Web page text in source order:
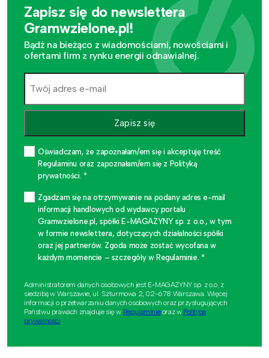
Zapisz się do newslettera
Gramwzielone.pl!
Bądź na bieżąco z wiadomościami, nowościami i
ofertami firm z rynku energii odnawialnej.
Zapisz się
Oświadczam, że zapoznałam/em się i akceptuję treść
Regulaminu oraz zapoznałam/em się z Polityką
prywatności. *
Zgadzam się na otrzymywanie na podany adres e-mail
informacji handlowych od wydawcy portalu
Gramwzielone.pl, spółki E-MAGAZYNY sp. z o.o., w tym
w formie newslettera, dotyczących działalności spółki
oraz jej partnerów. Zgoda może zostać wycofana w
każdym momencie – szczegóły w Regulaminie. *
Administratorem danych osobowych jest E-MAGAZYNY sp. z o.o. z
siedzibą w Warszawie, ul. Szturmowa 2, 02-678 Warszawa. Więcej
informacji o przetwarzaniu danych osobowych oraz przysługujących
Państwu prawach znajduje się w Regulaminieoraz w Polityce
prywatności.